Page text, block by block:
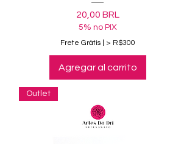
Precio
20,00 BRL
5% no PIX
Frete Grátis | > R$300
Agregar al carrito
Outlet